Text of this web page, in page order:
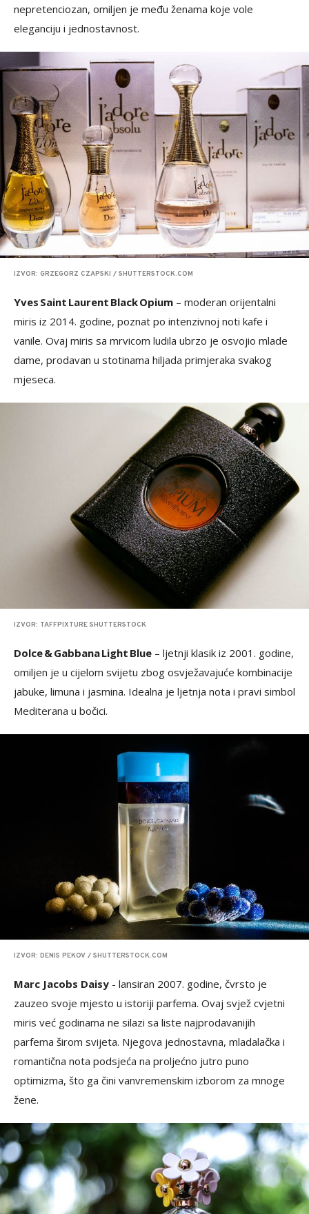
nepretenciozan, omiljen je među ženama koje vole
eleganciju i jednostavnost.
IZVOR: GRZEGORZ CZAPSKI / SHUTTERSTOCK.COM
Yves Saint Laurent Black Opium – moderan orijentalni
miris iz 2014. godine, poznat po intenzivnoj noti kafe i
vanile. Ovaj miris sa mrvicom ludila ubrzo je osvojio mlade
dame, prodavan u stotinama hiljada primjeraka svakog
mjeseca.
IZVOR: TAFFPIXTURE SHUTTERSTOCK
Dolce & Gabbana Light Blue – ljetnji klasik iz 2001. godine,
omiljen je u cijelom svijetu zbog osvježavajuće kombinacije
jabuke, limuna i jasmina. Idealna je ljetnja nota i pravi simbol
Mediterana u bočici.
IZVOR: DENIS PEKOV / SHUTTERSTOCK.COM
Marc Jacobs Daisy - lansiran 2007. godine, čvrsto je
zauzeo svoje mjesto u istoriji parfema. Ovaj svjež cvjetni
miris već godinama ne silazi sa liste najprodavanijih
parfema širom svijeta. Njegova jednostavna, mladalačka i
romantična nota podsjeća na proljećno jutro puno
optimizma, što ga čini vanvremenskim izborom za mnoge
žene.